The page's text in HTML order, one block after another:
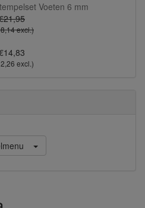
Voeten 6 mm
excl.)
excl.)